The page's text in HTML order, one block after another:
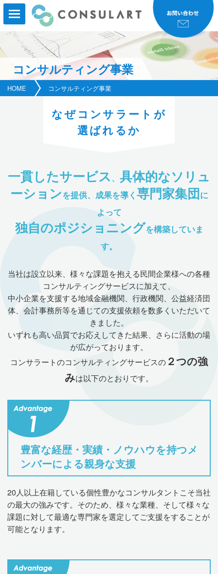
コンサルティング事業
HOME コンサルティング事業
なぜコンサラートが
選ばれるか
一貫したサービス、 具体的なソリュ
ーションを提供、成果を導く 専門家集団に
よって
独自のポジショニングを構築していま
す。
当社は設立以来、様々な課題を抱える民間企業様への各種
コンサルティングサービスに加えて、
中小企業を支援する地域金融機関、行政機関、公益経済団
体、会計事務所等を通じての支援依頼を数多くいただいて
きました。
いずれも高い品質でお応えしてきた結果、さらに活動の場
が広がっております。
コンサラートのコンサルティングサービスの ２つの強
みは以下のとおりです。
豊富な経歴・実績・ノウハウを持つメ
ンバーによる親身な支援
20人以上在籍している個性豊かなコンサルタントこそ当社
の最大の強みです。そのため、様々な業種、そして様々な
課題に対して最適な専門家を選定してご支援をすることが
可能となります。
HOME
研修・セミナー
会社案内
お問い合わせ
プライバシーポリシー